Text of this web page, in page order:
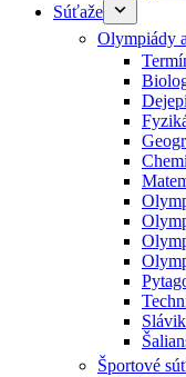
Súťaže
Olympiády
Športové